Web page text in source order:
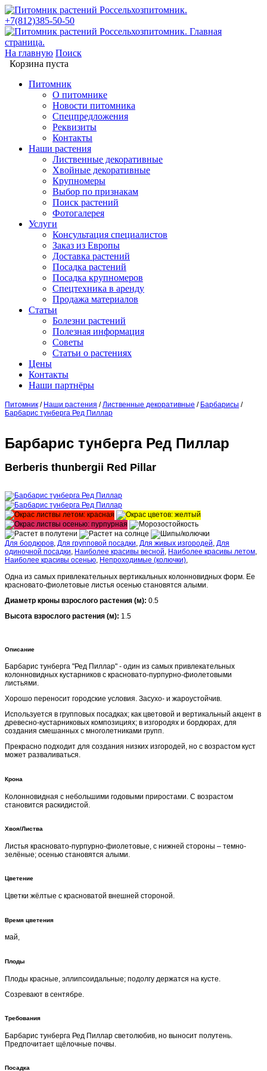
+7(812)385-50-50
На главную Поиск
Корзина пуста
Питомник
О питомнике
Новости питомника
Спецпредложения
Реквизиты
Контакты
Наши растения
Лиственные декоративные
Хвойные декоративные
Крупномеры
Выбор по признакам
Поиск растений
Фотогалерея
Услуги
Консультация специалистов
Заказ из Европы
Доставка растений
Посадка растений
Посадка крупномеров
Спецтехника в аренду
Продажа материалов
Статьи
Болезни растений
Полезная информация
Советы
Статьи о растениях
Цены
Контакты
Наши партнёры
Питомник / Наши растения /Лиственные декоративные / Барбарисы /
Барбарис тунберга Ред Пиллар
Барбарис тунберга Ред Пиллар
Berberis thunbergii Red Pillar
Для бордюров, Для групповой посадки, Для живых изгородей, Для
одиночной посадки, Наиболее красивы весной, Наиболее красивы летом,
Наиболее красивы осенью, Непроходимые (колючки),
Одна из самых привлекательных вертикальных колонновидных форм. Ее
красновато-фиолетовые листья осенью становятся алыми.
Диаметр кроны взрослого растения (м): 0.5
Высота взрослого растения (м): 1.5
Описание
Барбарис тунберга "Ред Пиллар" - один из самых привлекательных
колонновидных кустарников с красновато-пурпурно-фиолетовыми
листьями.
Хорошо переносит городские условия. Засухо- и жароустойчив.
Используется в групповых посадках; как цветовой и вертикальный акцент в
древесно-кустарниковых композициях; в изгородях и бордюрах, для
создания смешанных с многолетниками групп.
Прекрасно подходит для создания низких изгородей, но с возрастом куст
может разваливаться.
Крона
Колонновидная с небольшими годовыми приростами. С возрастом
становится раскидистой.
Хвоя/Листва
Листья красновато-пурпурно-фиолетовые, с нижней стороны – темно-
зелёные; осенью становятся алыми.
Цветение
Цветки жёлтые с красноватой внешней стороной.
Время цветения
май,
Плоды
Плоды красные, эллипсоидальные; подолгу держатся на кусте.
Созревают в сентябре.
Требования
Барбарис тунберга Ред Пиллар светолюбив, но выносит полутень.
Предпочитает щёлочные почвы.
Посадка